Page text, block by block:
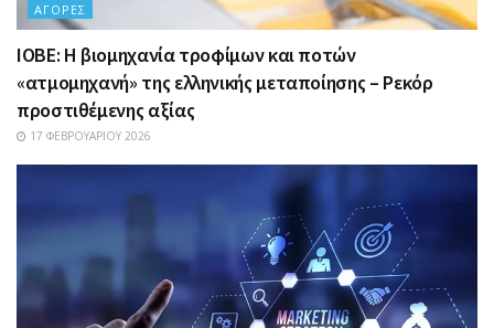
ΑΓΟΡΈΣ
ΙΟΒΕ: Η βιομηχανία τροφίμων και ποτών
«ατμομηχανή» της ελληνικής μεταποίησης – Ρεκόρ
προστιθέμενης αξίας
17 ΦΕΒΡΟΥΑΡΊΟΥ 2026